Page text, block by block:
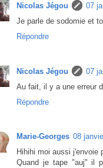
Nicolas Jégou
07
Je parle de sodomie et
Répondre
Nicolas Jégou
07
Au fait, il y a une erreur
Répondre
Marie-Georges 08
Hihihi moi aussi j'envoie
Quand je tape "auj" il